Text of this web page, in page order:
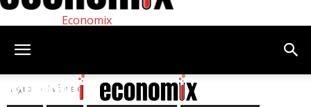
Economix
Αρχική Ενέργεια